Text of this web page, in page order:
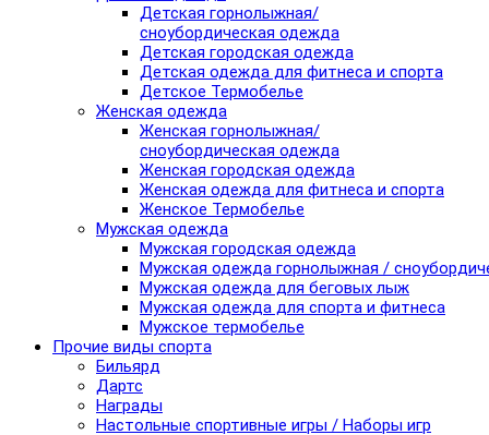
Детская горнолыжная/
сноубордическая одежда
Детская городская одежда
Детская одежда для фитнеса и спорта
Детское Термобелье
Женская одежда
Женская горнолыжная/
сноубордическая одежда
Женская городская одежда
Женская одежда для фитнеса и спорта
Женское Термобелье
Мужская одежда
Мужская городская одежда
Мужская одежда горнолыжная /
Мужская одежда для беговых лыж
Мужская одежда для спорта и фитнеса
Мужское термобелье
Прочие виды спорта
Бильярд
Дартс
Награды
Настольные спортивные игры / Наборы игр